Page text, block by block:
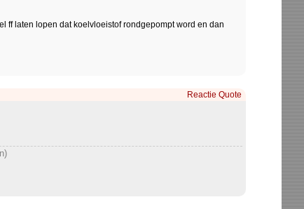
ff laten lopen dat koelvloeistof rondgepompt word en dan
Reactie Quote